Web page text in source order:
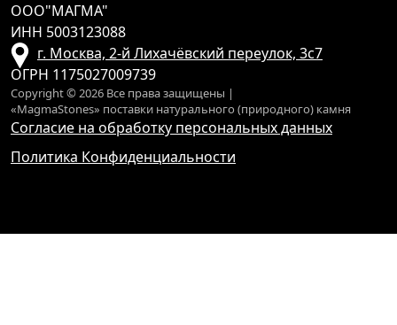
ООО"МАГМА"
ИНН 5003123088
г. Москва, 2-й Лихачёвский переулок, 3с7
ОГРН 1175027009739
Copyright © 2026 Все права защищены |
«MagmaStones» поставки натурального (природного) камня
Согласие на обработку персональных данных
Политика Конфиденциальности